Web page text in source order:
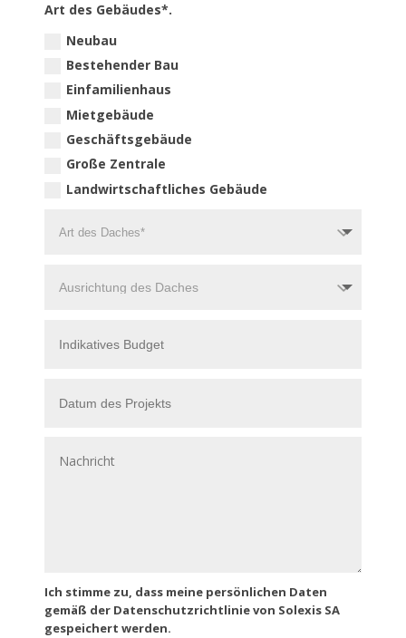
Art des Gebäudes*.
Neubau
Bestehender Bau
Einfamilienhaus
Mietgebäude
Geschäftsgebäude
Große Zentrale
Landwirtschaftliches Gebäude
Ich stimme zu, dass meine persönlichen Daten
gemäß der Datenschutzrichtlinie von Solexis SA
gespeichert werden.